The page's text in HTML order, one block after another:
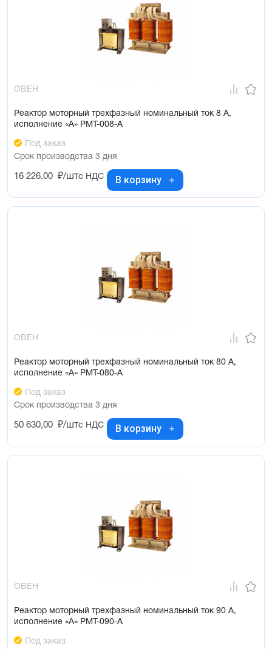
ОВЕН
Реактор моторный трехфазный номинальный ток 8 А,
исполнение «А» РМТ-008-А
Под заказ
Срок производства 3 дня
16 226,00 ₽/штс НДС В корзину
ОВЕН
Реактор моторный трехфазный номинальный ток 80 А,
исполнение «А» РМТ-080-А
Под заказ
Срок производства 3 дня
50 630,00 ₽/штс НДС В корзину
ОВЕН
Реактор моторный трехфазный номинальный ток 90 А,
исполнение «А» РМТ-090-А
Под заказ